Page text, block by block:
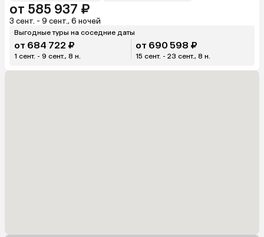
от 585 937 ₽
3 сент. - 9 сент., 6 ночей
Выгодные туры на соседние даты
от 684 722 ₽
1 сент. - 9 сент., 8 н.
от 690 598 ₽
15 сент. - 23 сент., 8 н.